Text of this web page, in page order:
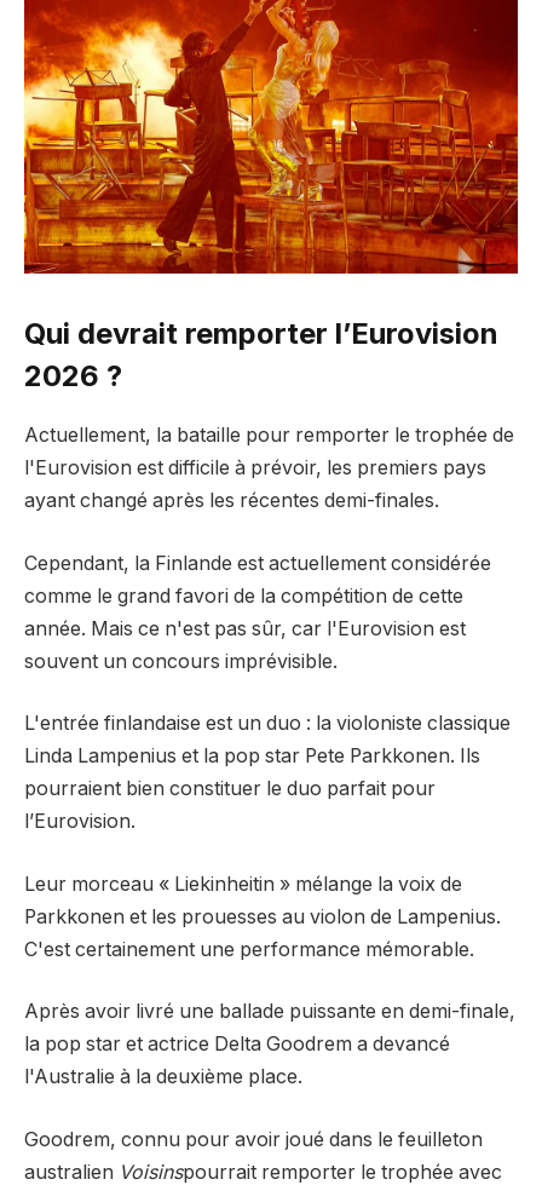
Qui devrait remporter l’Eurovision
2026 ?
Actuellement, la bataille pour remporter le trophée de
l'Eurovision est difficile à prévoir, les premiers pays
ayant changé après les récentes demi-finales.
Cependant, la Finlande est actuellement considérée
comme le grand favori de la compétition de cette
année. Mais ce n'est pas sûr, car l'Eurovision est
souvent un concours imprévisible.
L'entrée finlandaise est un duo : la violoniste classique
Linda Lampenius et la pop star Pete Parkkonen. Ils
pourraient bien constituer le duo parfait pour
l’Eurovision.
Leur morceau « Liekinheitin » mélange la voix de
Parkkonen et les prouesses au violon de Lampenius.
C'est certainement une performance mémorable.
Après avoir livré une ballade puissante en demi-finale,
la pop star et actrice Delta Goodrem a devancé
l'Australie à la deuxième place.
Goodrem, connu pour avoir joué dans le feuilleton
australien Voisinspourrait remporter le trophée avec